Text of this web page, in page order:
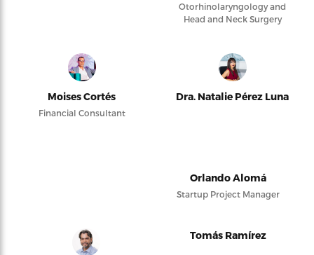
Otorhinolaryngology and
Head and Neck Surgery
Moises Cortés
Financial Consultant
Dra. Natalie Pérez Luna
Orlando Alomá
Startup Project Manager
Tomás Ramírez